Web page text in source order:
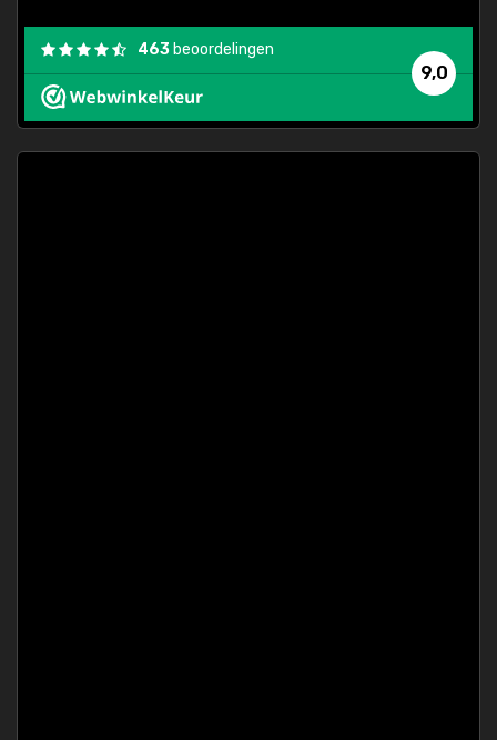
9,0
463 beoordelingen